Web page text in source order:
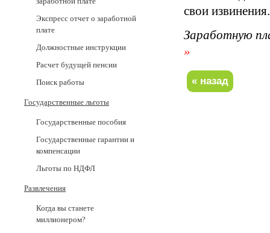
Экспресс отчет о заработной
плате
Должностные инструкции
Расчет будущей пенсии
Поиск работы
Государственные льготы
Государственные пособия
Государственные гарантии и
компенсации
Льготы по НДФЛ
Развлечения
Когда вы станете
миллионером?
свои извинения.
Заработную
»